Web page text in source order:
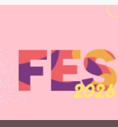
2026
【ライブ動員ランキン